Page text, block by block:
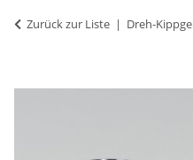
Zurück zur Liste Dreh-